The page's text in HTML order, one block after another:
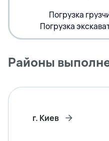
Погрузка
Погрузка
Районы
г. Киев